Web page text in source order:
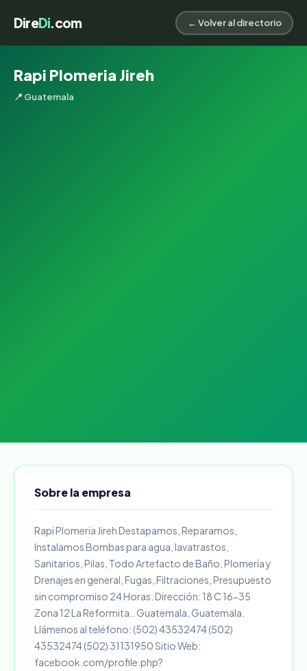
DireDi.com ← Volver al directorio
Rapi Plomeria Jireh
📍 Guatemala
Sobre la empresa
Rapi Plomeria Jireh Destapamos, Reparamos,
Instalamos Bombas para agua, lavatrastos,
Sanitarios, Pilas, Todo Artefacto de Baño, Plomería y
Drenajes en general, Fugas, Filtraciones, Presupuesto
sin compromiso 24 Horas. Dirección: 18 C 16-35
Zona 12 La Reformita.. Guatemala, Guatemala.
Llámenos al teléfono: (502) 43532474 (502)
43532474 (502) 31131950 Sitio Web:
facebook.com/profile.php?